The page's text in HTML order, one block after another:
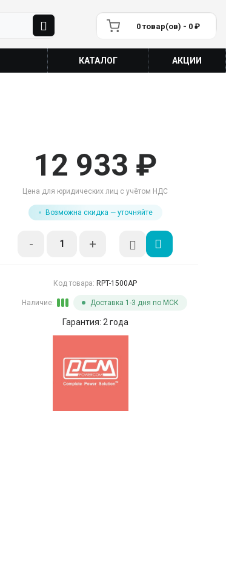
0 товар(ов) - 0 ₽
КАТАЛОГ АКЦИИ
12 933 ₽
Цена для юридических лиц с учётом НДС
Возможна скидка — уточняйте
- +
Код товара: RPT-1500AP
Наличие: Доставка 1-3 дня по МСК
Гарантия: 2 года